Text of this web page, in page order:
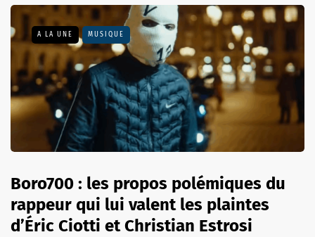
A LA UNE MUSIQUE
Boro700 : les propos polémiques du
rappeur qui lui valent les plaintes
d’Éric Ciotti et Christian Estrosi